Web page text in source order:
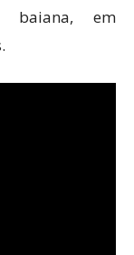
baiana, em